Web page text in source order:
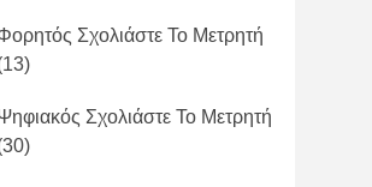
Σχολιάστε Το Μετρητή
Σχολιάστε Το Μετρητή